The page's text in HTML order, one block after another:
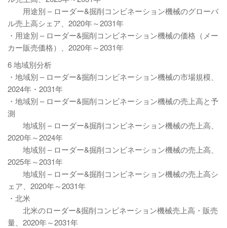
用途別 – ローダー&掘削コンビネーション機械のグローバ
ル売上高シェア、2020年～2031年
・用途別 – ローダー&掘削コンビネーション機械の価格（メー
カー販売価格）、2020年～2031年
6 地域別分析
・地域別 – ローダー&掘削コンビネーション機械の市場規模、
2024年・2031年
・地域別 – ローダー&掘削コンビネーション機械の売上高と予
測
地域別 – ローダー&掘削コンビネーション機械の売上高、
2020年～2024年
地域別 – ローダー&掘削コンビネーション機械の売上高、
2025年～2031年
地域別 – ローダー&掘削コンビネーション機械の売上高シ
ェア、2020年～2031年
・北米
北米のローダー&掘削コンビネーション機械売上高・販売
量、2020年～2031年